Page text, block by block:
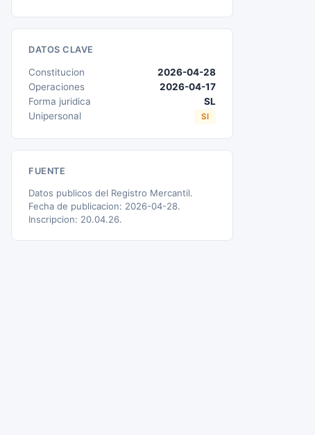
DATOS CLAVE
Constitucion
2026-04-28
Operaciones
2026-04-17
Forma juridica
SL
Unipersonal
SI
FUENTE
Datos publicos del Registro Mercantil.
Fecha de publicacion: 2026-04-28.
Inscripcion: 20.04.26.